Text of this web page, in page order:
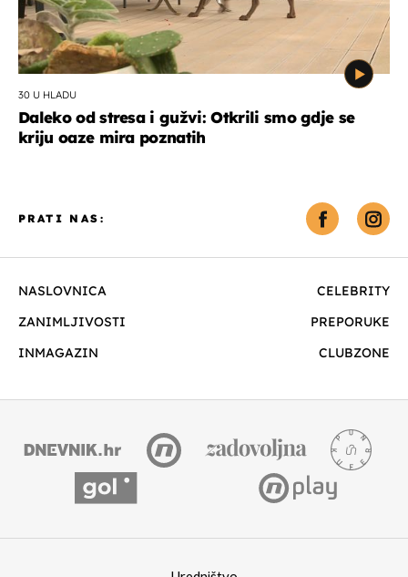
30 U HLADU
Daleko od stresa i gužvi: Otkrili smo gdje se
kriju oaze mira poznatih
NASLOVNICA
CELEBRITY
ZANIMLJIVOSTI
PREPORUKE
INMAGAZIN
CLUBZONE
PRATI NAS: